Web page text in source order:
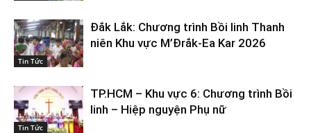
Tin Tức
Đắk Lắk: Chương trình Bồi linh Thanh
niên Khu vực M’Đrắk-Ea Kar 2026
Tin Tức
TP.HCM – Khu vực 6: Chương trình Bồi
linh – Hiệp nguyện Phụ nữ